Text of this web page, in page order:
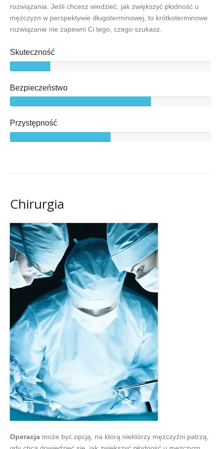
rozwiązania. Jeśli chcesz wiedzieć, jak zwiększyć płodność u
mężczyzn w perspektywie długoterminowej, to krótkoterminowe
rozwiązanie nie zapewni Ci tego, czego szukasz.
Skuteczność
Bezpieczeństwo
Przystępność
Chirurgia
Operacja może być opcją, na którą niektórzy mężczyźni patrzą,